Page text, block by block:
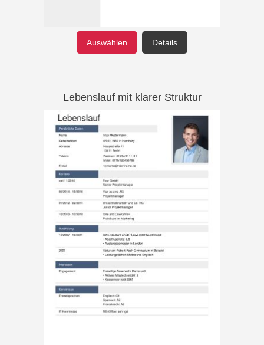
Auswählen Details
Lebenslauf mit klarer Struktur